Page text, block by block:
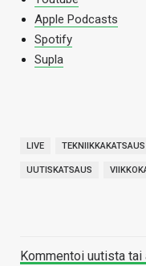
Apple Podcasts
Spotify
Supla
LIVE TEKNIIKKAKATSAUS
UUTISKATSAUS
Kommentoi uutista